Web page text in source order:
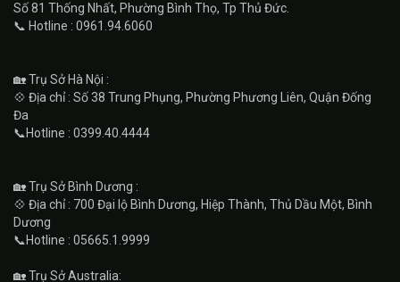
Số 81 Thống Nhất, Phường Bình Thọ, Tp Thủ Đức.
📞 Hotline : 0961.94.6060
🏡 Trụ Sở Hà Nội :
💠 Địa chỉ : Số 38 Trung Phụng, Phường Phương Liên, Quận Đống
Đa
📞Hotline : 0399.40.4444
🏡 Trụ Sở Bình Dương :
💠 Địa chỉ : 700 Đại lộ Bình Dương, Hiệp Thành, Thủ Dầu Một, Bình
Dương
📞Hotline : 05665.1.9999
🏡 Trụ Sở Australia: